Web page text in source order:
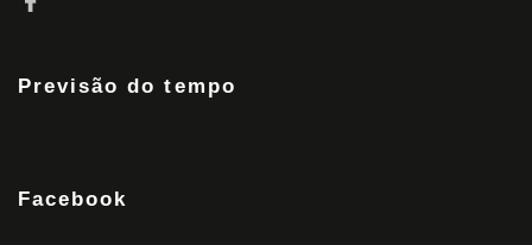
Previsão do tempo
Facebook